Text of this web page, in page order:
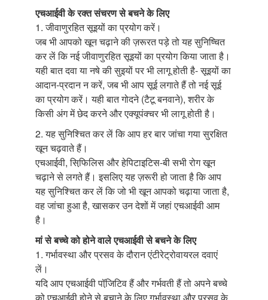
एचआईवी के रक्त संचरण से बचने के लिए
1. जीवाणुरहित सूइयों का प्रयोग करें।
जब भी आपको खून चढ़ाने की ज़रूरत पड़े तो यह सुनिष्चित
कर लें कि नई जीवाणुरहित सूइयों का प्रयोग किया जाता है।
यही बात दवा या नषे की सुइयों पर भी लागू होती है- सूइयों का
आदान-प्रदान न करें, जब भी आप सूई लगाते हैं तो नई सूई
का प्रयोग करें। यही बात गोदने (टैटू बनवाने), शरीर के
किसी अंग में छेद करने और एक्यूपंक्चर भी लागू होती है।
2. यह सुनिश्चित कर लें कि आप हर बार जांचा गया सुरक्षित
खून चढ़वाते हैं।
एचआईवी, सिफि़लिस और हेपिटाइटिस-बी सभी रोग खून
चढ़ाने से लगते हैं। इसलिए यह ज़रूरी हो जाता है कि आप
यह सुनिश्चित कर लें कि जो भी खून आपको चढ़ाया जाता है,
वह जांचा हुआ है, खासकर उन देशों में जहां एचआईवी आम
है।
मां से बच्चे को होने वाले एचआईवी से बचने के लिए
1. गर्भावस्था और प्रसव के दौरान एंटीरेट्रोवायरल दवाएं
लें।
यदि आप एचआईवी पॉजि़टिव हैं और गर्भवती हैं तो अपने बच्चे
को एचआईवी होने से बचाने के लिए गर्भावस्था और प्रसव के